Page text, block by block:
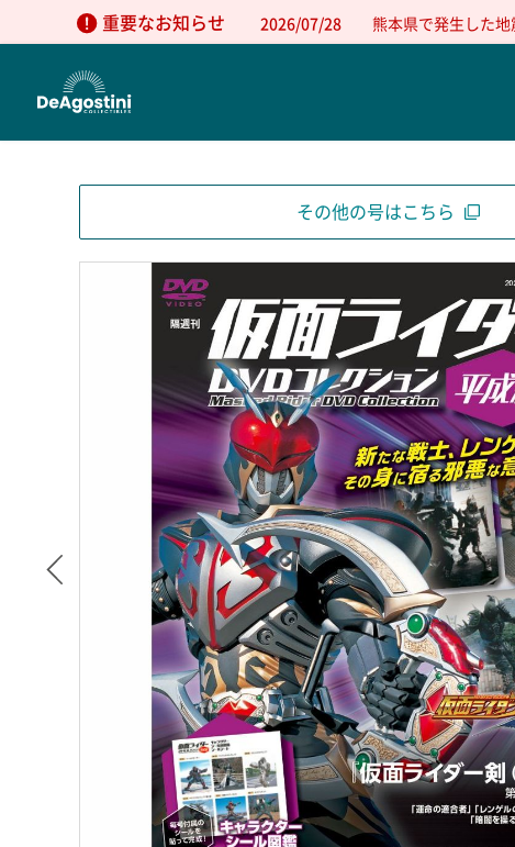
2026/07/28
重要なお知らせ 熊本県で発生した
その他の号はこちら